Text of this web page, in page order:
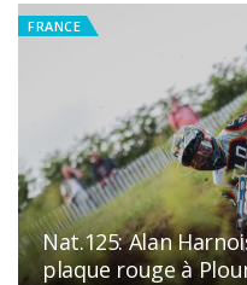
FRANCE
Nat.125: Alan
plaque rouge à